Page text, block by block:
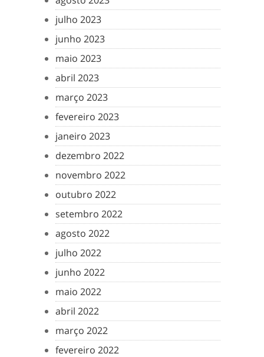
julho 2023
junho 2023
maio 2023
abril 2023
março 2023
fevereiro 2023
janeiro 2023
dezembro 2022
novembro 2022
outubro 2022
setembro 2022
agosto 2022
julho 2022
junho 2022
maio 2022
abril 2022
março 2022
fevereiro 2022